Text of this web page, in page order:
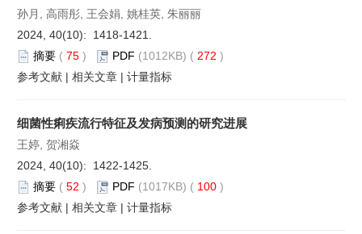
孙月, 高雨彤, 王会娟, 姚桂英, 朱丽丽
2024, 40(10): 1418-1421.
摘要 ( 75 ) PDF (1012KB) ( 272 )
参考文献 | 相关文章 | 计量指标
细菌性痢疾流行特征及发病预测的研究进展
王婷, 贺湘焱
2024, 40(10): 1422-1425.
摘要 ( 52 ) PDF (1017KB) ( 100 )
参考文献 | 相关文章 | 计量指标